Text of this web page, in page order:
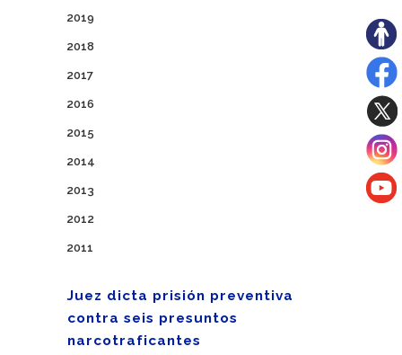
2019
2018
2017
2016
2015
2014
2013
2012
2011
Juez dicta prisión preventiva
contra seis presuntos
narcotraficantes